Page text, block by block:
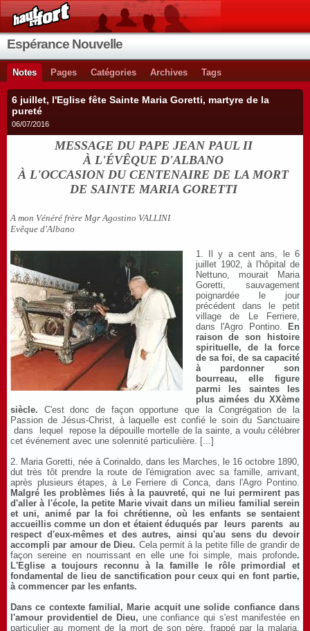
Espérance Nouvelle
Notes Pages Catégories Archives Tags
6 juillet, l'Eglise fête Sainte Maria Goretti, martyre de la
pureté
06/07/2016
MESSAGE DU PAPE JEAN PAUL II
À L'ÉVÊQUE D'ALBANO
À L'OCCASION DU CENTENAIRE DE LA MORT
DE SAINTE MARIA GORETTI
A mon Vénéré frère Mgr Agostino VALLINI
Evêque d'Albano
1. Il y a cent ans, le 6
juillet 1902, à l'hôpital de
Nettuno, mourait Maria
Goretti, sauvagement
poignardée le jour
précédent dans le petit
village de Le Ferriere,
dans l'Agro Pontino.
En
raison de son histoire
spirituelle, de la force
de sa foi, de sa capacité
à pardonner son
bourreau, elle figure
parmi les saintes les
plus aimées du XXème
siècle. C'est donc de façon opportune que la Congrégation de la
Passion de Jésus-Christ, à laquelle est confié le soin du Sanctuaire
dans lequel repose la dépouille mortelle de la sainte, a voulu célébrer
cet événement avec une solennité particulière. [...]
2. Maria Goretti, née à Corinaldo, dans les Marches, le 16 octobre 1890,
dut très tôt prendre la route de l'émigration avec sa famille, arrivant,
après plusieurs étapes, à Le Ferriere di Conca, dans l'Agro Pontino.
Malgré les problèmes liés à la pauvreté, qui ne lui permirent pas
d'aller à l'école, la petite Marie vivait dans un milieu familial serein
et uni, animé par la foi chrétienne, où les enfants se sentaient
accueillis comme un don et étaient éduqués par leurs parents au
respect d'eux-mêmes et des autres, ainsi qu'au sens du devoir
accompli par amour de Dieu. Cela permit à la petite fille de grandir de
façon sereine en nourrissant en elle une foi simple, mais profonde.
L'Eglise a toujours reconnu à la famille le rôle primordial et
fondamental de lieu de sanctification pour ceux qui en font partie,
à commencer par les enfants.
Dans ce contexte familial, Marie acquit une solide confiance dans
l'amour providentiel de Dieu, une confiance qui s'est manifestée en
particulier au moment de la mort de son père, frappé par la malaria.